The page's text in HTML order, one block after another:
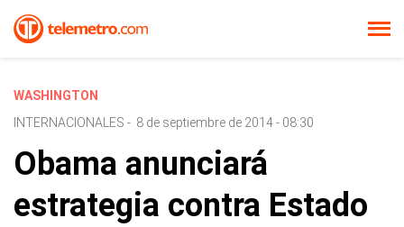
WASHINGTON
INTERNACIONALES - 8 de septiembre de 2014 - 08:30
Obama anunciará
estrategia contra Estado